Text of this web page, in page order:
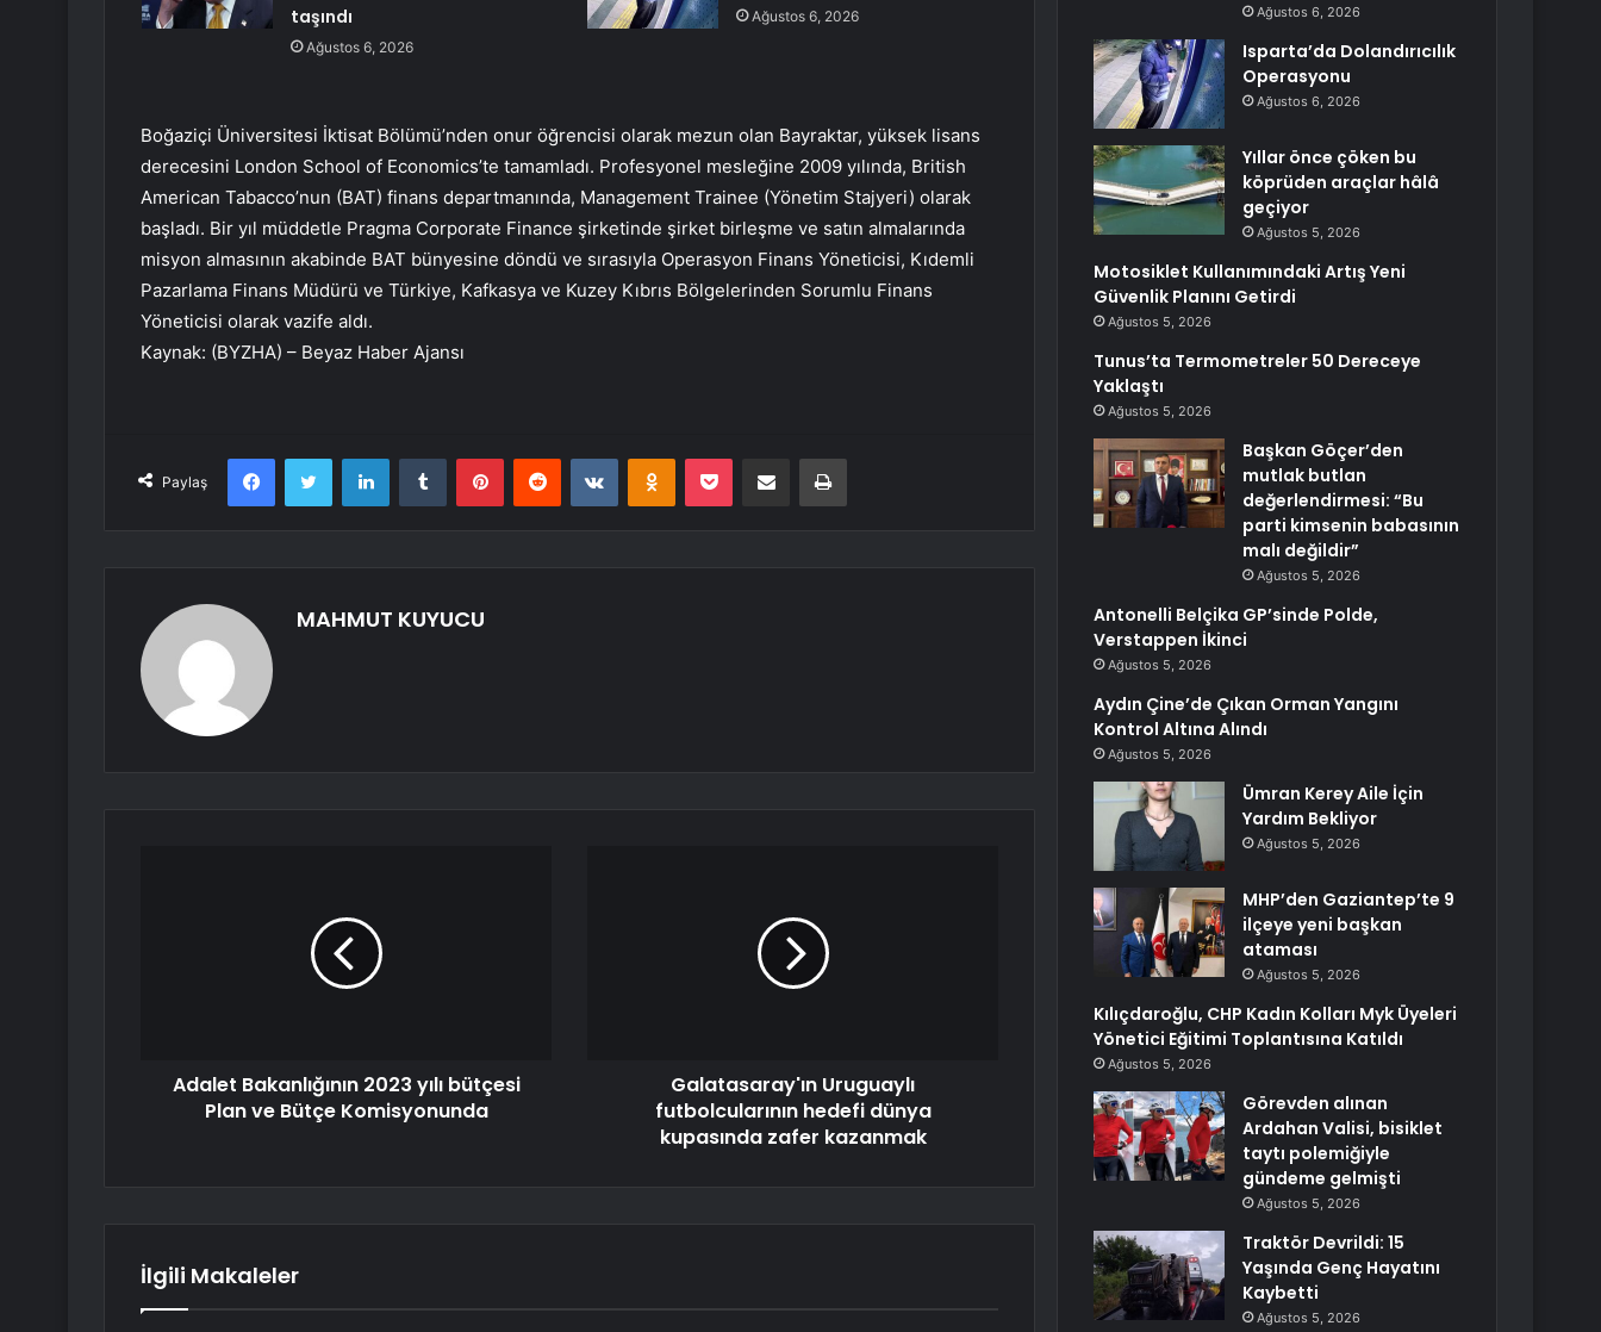
taşındı
Ağustos 6, 2026
Ağustos 6, 2026
Boğaziçi Üniversitesi İktisat Bölümü’nden onur öğrencisi olarak mezun olan Bayraktar, yüksek lisans
derecesini London School of Economics’te tamamladı. Profesyonel mesleğine 2009 yılında, British
American Tabacco’nun (BAT) finans departmanında, Management Trainee (Yönetim Stajyeri) olarak
başladı. Bir yıl müddetle Pragma Corporate Finance şirketinde şirket birleşme ve satın almalarında
misyon almasının akabinde BAT bünyesine döndü ve sırasıyla Operasyon Finans Yöneticisi, Kıdemli
Pazarlama Finans Müdürü ve Türkiye, Kafkasya ve Kuzey Kıbrıs Bölgelerinden Sorumlu Finans
Yöneticisi olarak vazife aldı.
Kaynak: (BYZHA) – Beyaz Haber Ajansı
Paylaş
FacebookTwitter LinkedInTumblr PinterestReddit VKontakteOdnoklassniki
Pocket E-Posta ile paylaş Yazdır
MAHMUT KUYUCU
Adalet Bakanlığının 2023 yılı bütçesi
Plan ve Bütçe Komisyonunda
Galatasaray'ın Uruguaylı
futbolcularının hedefi dünya
kupasında zafer kazanmak
İlgili Makaleler
Ağustos 6, 2026
Isparta’da Dolandırıcılık
Operasyonu
Ağustos 6, 2026
Yıllar önce çöken bu
köprüden araçlar hâlâ
geçiyor
Ağustos 5, 2026
Motosiklet Kullanımındaki Artış Yeni
Güvenlik Planını Getirdi
Ağustos 5, 2026
Tunus’ta Termometreler 50 Dereceye
Yaklaştı
Ağustos 5, 2026
Başkan Göçer’den
mutlak butlan
değerlendirmesi: “Bu
parti kimsenin babasının
malı değildir”
Ağustos 5, 2026
Antonelli Belçika GP’sinde Polde,
Verstappen İkinci
Ağustos 5, 2026
Aydın Çine’de Çıkan Orman Yangını
Kontrol Altına Alındı
Ağustos 5, 2026
Ümran Kerey Aile İçin
Yardım Bekliyor
Ağustos 5, 2026
MHP’den Gaziantep’te 9
ilçeye yeni başkan
ataması
Ağustos 5, 2026
Kılıçdaroğlu, CHP Kadın Kolları Myk Üyeleri
Yönetici Eğitimi Toplantısına Katıldı
Ağustos 5, 2026
Görevden alınan
Ardahan Valisi, bisiklet
taytı polemiğiyle
gündeme gelmişti
Ağustos 5, 2026
Traktör Devrildi: 15
Yaşında Genç Hayatını
Kaybetti
Ağustos 5, 2026